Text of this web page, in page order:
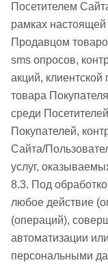
Посетителем
рамках
Продавцом
sms опросов,
акций, клиентской
товара
среди
Покупателей,
Сайта/
услуг,
8.3. Под
любое действие
(операций),
автоматизации
персональными